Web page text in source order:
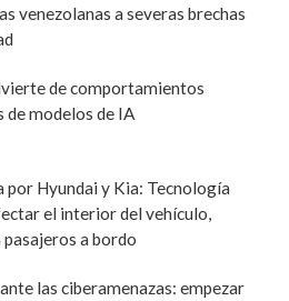
venezolanas a severas brechas
de comportamientos
de modelos de IA
por Hyundai y Kia: Tecnología
el interior del vehículo,
pasajeros a bordo
las ciberamenazas: empezar